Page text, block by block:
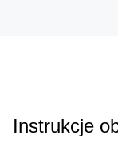
Instrukcje